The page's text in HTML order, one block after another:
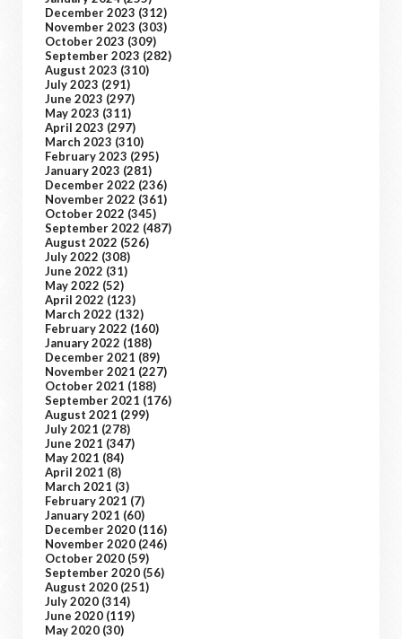
December 2023 (312)
November 2023 (303)
October 2023 (309)
September 2023 (282)
August 2023 (310)
July 2023 (291)
June 2023 (297)
May 2023 (311)
April 2023 (297)
March 2023 (310)
February 2023 (295)
January 2023 (281)
December 2022 (236)
November 2022 (361)
October 2022 (345)
September 2022 (487)
August 2022 (526)
July 2022 (308)
June 2022 (31)
May 2022 (52)
April 2022 (123)
March 2022 (132)
February 2022 (160)
January 2022 (188)
December 2021 (89)
November 2021 (227)
October 2021 (188)
September 2021 (176)
August 2021 (299)
July 2021 (278)
June 2021 (347)
May 2021 (84)
April 2021 (8)
March 2021 (3)
February 2021 (7)
January 2021 (60)
December 2020 (116)
November 2020 (246)
October 2020 (59)
September 2020 (56)
August 2020 (251)
July 2020 (314)
June 2020 (119)
May 2020 (30)